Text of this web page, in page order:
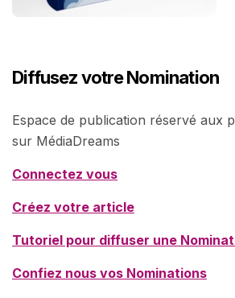
Diffusez votre Nomination
Espace de publication réservé aux
sur MédiaDreams
Connectez vous
Créez votre article
Tutoriel pour diffuser une
Confiez nous vos Nominations